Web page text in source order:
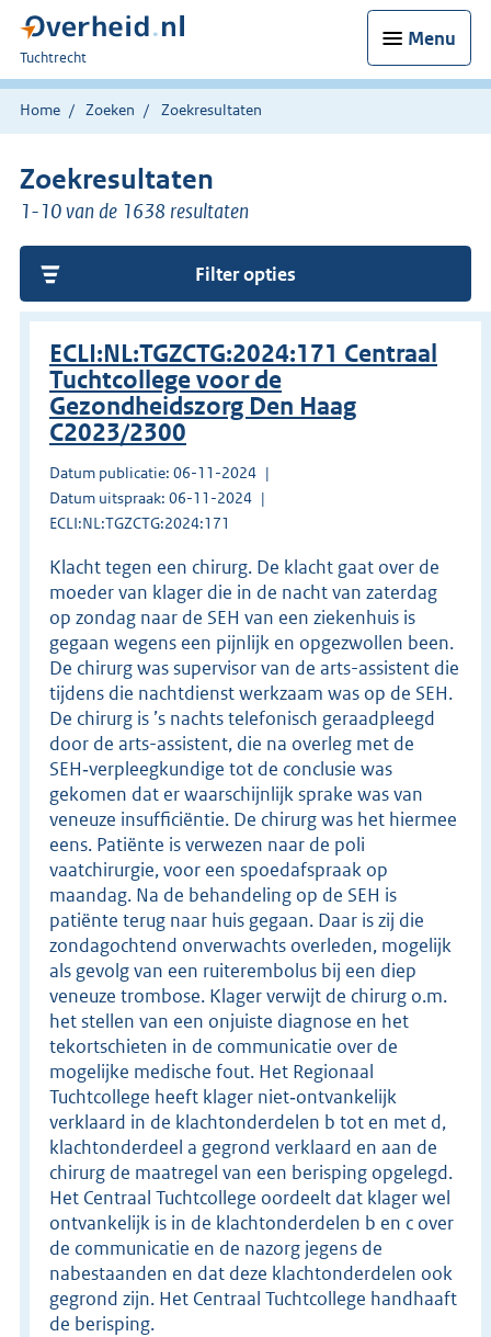
Menu
U
bent
hier:
Tuchtrecht
Home Zoeken Zoekresultaten
Zoekresultaten
1-10 van de 1638 resultaten
Filter opties
ECLI:NL:TGZCTG:2024:171 Centraal
Tuchtcollege voor de
Gezondheidszorg Den Haag
C2023/2300
Datum publicatie: 06-11-2024
Datum uitspraak: 06-11-2024
ECLI:NL:TGZCTG:2024:171
Klacht tegen een chirurg. De klacht gaat over de
moeder van klager die in de nacht van zaterdag
op zondag naar de SEH van een ziekenhuis is
gegaan wegens een pijnlijk en opgezwollen been.
De chirurg was supervisor van de arts-assistent die
tijdens die nachtdienst werkzaam was op de SEH.
De chirurg is ’s nachts telefonisch geraadpleegd
door de arts-assistent, die na overleg met de
SEH‑verpleegkundige tot de conclusie was
gekomen dat er waarschijnlijk sprake was van
veneuze insufficiëntie. De chirurg was het hiermee
eens. Patiënte is verwezen naar de poli
vaatchirurgie, voor een spoedafspraak op
maandag. Na de behandeling op de SEH is
patiënte terug naar huis gegaan. Daar is zij die
zondagochtend onverwachts overleden, mogelijk
als gevolg van een ruiterembolus bij een diep
veneuze trombose. Klager verwijt de chirurg o.m.
het stellen van een onjuiste diagnose en het
tekortschieten in de communicatie over de
mogelijke medische fout. Het Regionaal
Tuchtcollege heeft klager niet‑ontvankelijk
verklaard in de klachtonderdelen b tot en met d,
klachtonderdeel a gegrond verklaard en aan de
chirurg de maatregel van een berisping opgelegd.
Het Centraal Tuchtcollege oordeelt dat klager wel
ontvankelijk is in de klachtonderdelen b en c over
de communicatie en de nazorg jegens de
nabestaanden en dat deze klachtonderdelen ook
gegrond zijn. Het Centraal Tuchtcollege handhaaft
de berisping.